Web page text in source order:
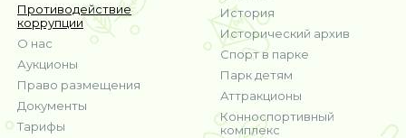
Противодействие
коррупции
О нас
Аукционы
Право размещения
Документы
Тарифы
История
Исторический архив
Спорт в парке
Парк детям
Аттракционы
Конноспортивный
комплекс